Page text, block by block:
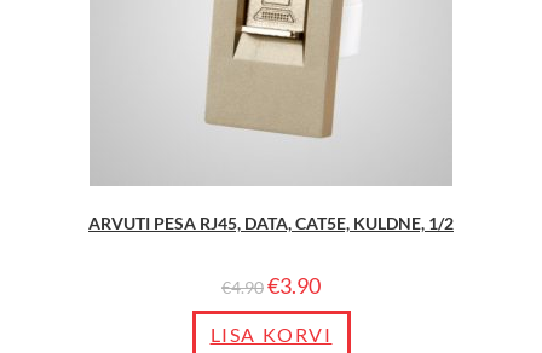
ARVUTI PESA RJ45, DATA, CAT5E, KULDNE, 1/2
€4.90€3.90
LISA KORVI